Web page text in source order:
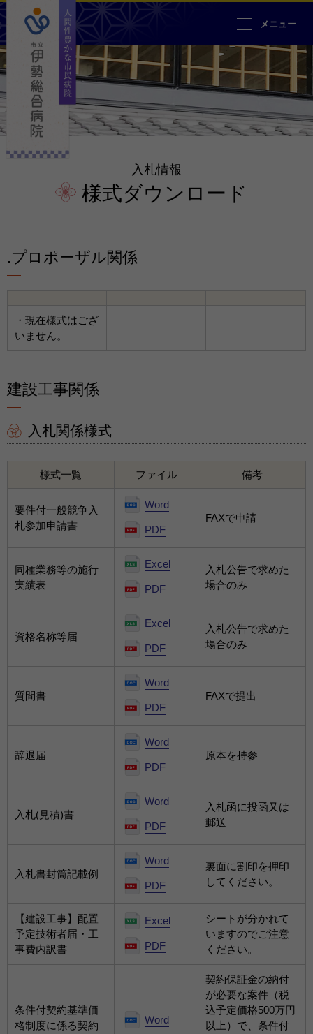
人間性豊かな市民病院 市立伊勢
メニュー
入札情報
様式ダウンロード
.プロポーザル関係
・現在様式はござ
いません。
建設工事関係
入札関係様式
様式一覧 ファイル 備考
要件付一般競争入
札参加申請書
Word
PDF
FAXで申請
同種業務等の施行
実績表
Excel
PDF
入札公告で求めた
場合のみ
資格名称等届
Excel
PDF
入札公告で求めた
場合のみ
質問書
Word
PDF
FAXで提出
辞退届
Word
PDF
原本を持参
入札(見積)書
Word
PDF
入札函に投函又は
郵送
入札書封筒記載例
Word
PDF
裏面に割印を押印
してください。
【建設工事】配置
予定技術者届・工
事費内訳書
Excel
PDF
シートが分かれて
いますのでご注意
ください。
条件付契約基準価
格制度に係る契約
Word
契約保証金の納付
が必要な案件（税
込予定価格500万円
以上）で、条件付